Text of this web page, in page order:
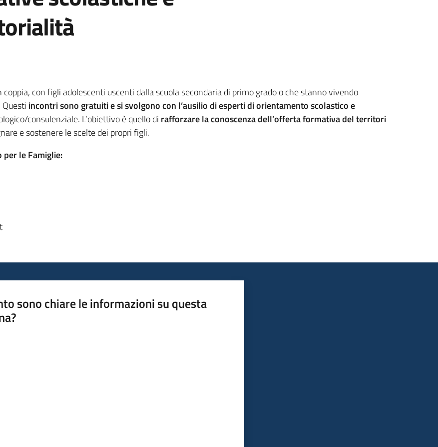
con figli adolescenti uscenti dalla scuola secondaria di primo grado o che stanno vivendo
incontri sono gratuiti e si svolgono con l’ausilio di esperti di orientamento scolastico e
consulenziale. L’obiettivo è quello di rafforzare la conoscenza dell’offerta formativa del territori
e sostenere le scelte dei propri figli.
per le Famiglie:
sono chiare le informazioni su questa